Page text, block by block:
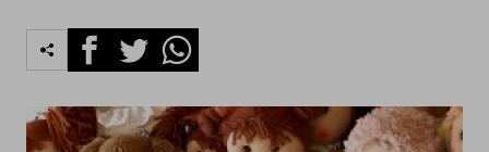
FacebookTwitterWhatsapp